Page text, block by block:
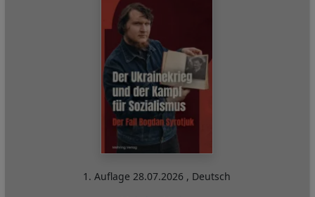
1. Auflage28.07.2026 , Deutsch